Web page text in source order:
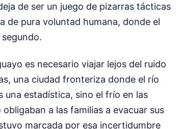
de ser un juego de pizarras tácticas
de pura voluntad humana, donde el
es necesario viajar lejos del ruido
una ciudad fronteriza donde el río
una estadística, sino el frío en las
a las familias a evacuar sus
marcada por esa incertidumbre